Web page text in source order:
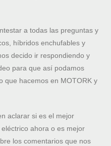
a todas las preguntas y
híbridos enchufables y
decido ir respondiendo y
para que así podamos
que hacemos en MOTORK y
aclarar si es el mejor
ahora o es mejor
los comentarios que nos